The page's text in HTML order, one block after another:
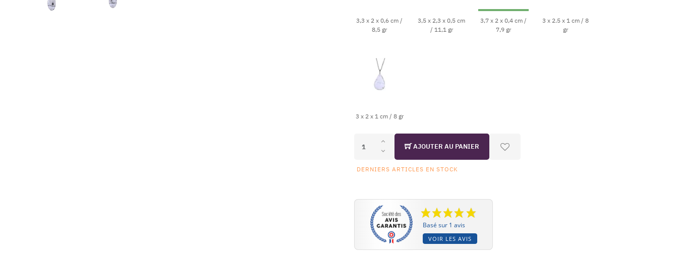
3,3 x 2 x 0,6 cm /
8,5 gr
3,5 x 2,3 x 0,5 cm
/ 11,1 gr
3,7 x 2 x 0,4 cm /
7,9 gr
3 x 2.5 x 1 cm / 8
gr
3 x 2 x 1 cm / 8 gr
AJOUTER AU PANIER
DERNIERS ARTICLES EN STOCK
Basé sur 1 avis
VOIR LES AVIS